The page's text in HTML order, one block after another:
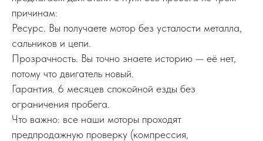
причинам:
Ресурс. Вы получаете мотор без усталости металла,
сальников и цепи.
Прозрачность. Вы точно знаете историю — её нет,
потому что двигатель новый.
Гарантия. 6 месяцев спокойной езды без
ограничения пробега.
Что важно: все наши моторы проходят
предпродажную проверку (компрессия,